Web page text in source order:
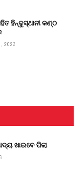
ହିନ୍ଦୁସ୍ଥାନୀ କଣ୍ଠ
2023
ଖାଇବେ ପିଲା